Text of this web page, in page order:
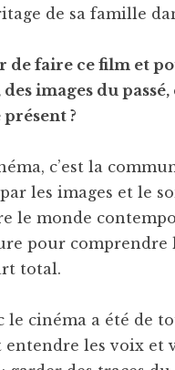
de sa famille
de faire ce film et
images du
?
c’est la
les images et le
le monde
pour comprendre
total.
cinéma a été de
les voix et